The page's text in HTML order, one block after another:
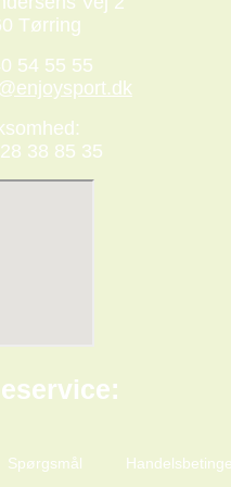
Tørring
54 55 55
38 85 35
Spørgsmål